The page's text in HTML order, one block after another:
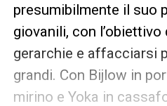
presumibilmente il suo
giovanili, con l’obiettivo
gerarchie e affacciarsi
grandi. Con Bijlow in
mirino e Yoka in